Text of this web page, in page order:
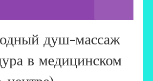
душ-массаж
в медицинском